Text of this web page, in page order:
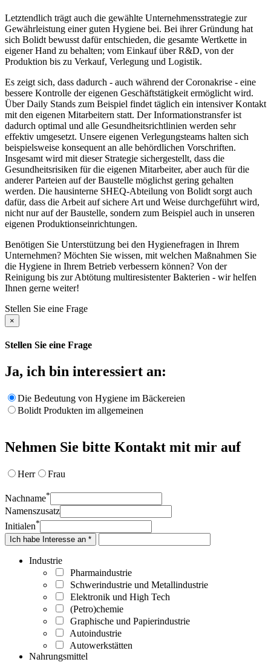
Letztendlich trägt auch die gewählte Unternehmensstrategie zur
Gewährleistung einer guten Hygiene bei. Bei ihrer Gründung hat
sich Bolidt bewusst dafür entschieden, die gesamte Wertkette in
eigener Hand zu behalten; vom Einkauf über R&D, von der
Produktion bis zu Verkauf, Verlegung und Logistik.
Es zeigt sich, dass dadurch - auch während der Coronakrise - eine
bessere Kontrolle der eigenen Geschäftstätigkeit ermöglicht wird.
Über Daily Stands zum Beispiel findet täglich ein intensiver Kontakt
mit den eigenen Mitarbeitern statt. Der Informationstransfer ist
dadurch optimal und alle Gesundheitsrichtlinien werden sehr
effektiv umgesetzt. Unsere eigenen Verlegungsteams halten sich
beispielsweise konsequent an alle behördlichen Vorschriften.
Insgesamt wird mit dieser Strategie sichergestellt, dass die
Gesundheitsrisiken für die eigenen Mitarbeiter, aber auch für die
anderer Parteien auf der Baustelle möglichst gering gehalten
werden. Die hausinterne SHEQ-Abteilung von Bolidt sorgt auch
dafür, dass die Arbeit auf sichere Art und Weise durchgeführt wird,
nicht nur auf der Baustelle, sondern zum Beispiel auch in unseren
eigenen Produktionseinrichtungen.
Benötigen Sie Unterstützung bei den Hygienefragen in Ihrem
Unternehmen? Möchten Sie wissen, mit welchen Maßnahmen Sie
die Hygiene in Ihrem Betrieb verbessern können? Von der
Reinigung bis zur Abtötung multiresistenter Bakterien - wir helfen
Ihnen gerne weiter!
Stellen Sie eine Frage
×
Stellen Sie eine Frage
Ja, ich bin interessiert an:
Die Bedeutung von Hygiene im Bäckereien
Bolidt Produkten im allgemeinen
Nehmen Sie bitte Kontakt mit mir auf
Herr Frau
Nachname*
Namenszusatz
Initialen*
Ich habe Interesse an *
Industrie
Pharmaindustrie
Schwerindustrie und Metallindustrie
Elektronik und High Tech
(Petro)chemie
Graphische und Papierindustrie
Autoindustrie
Autowerkstätten
Nahrungsmittel